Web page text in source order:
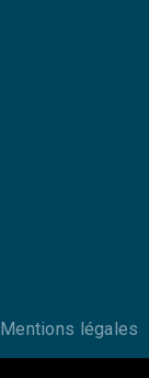
Mentions légales